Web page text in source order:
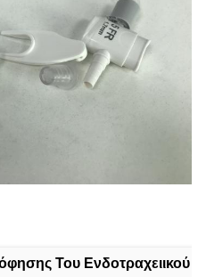
Του Ενδοτραχειικού